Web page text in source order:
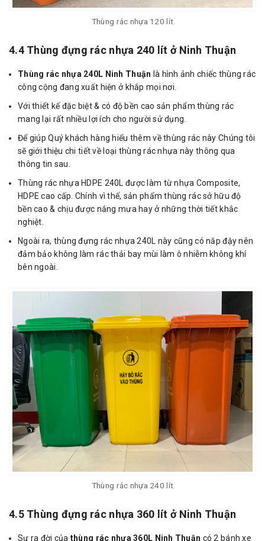
Thùng rác nhựa 120 lít
4.4 Thùng đựng rác nhựa 240 lít ở Ninh Thuận
Thùng rác nhựa 240L Ninh Thuận là hình ảnh chiếc thùng rác
công cộng đang xuất hiện ở khắp mọi nơi.
Với thiết kế đặc biệt & có độ bền cao sản phẩm thùng rác
mang lại rất nhiều lợi ích cho người sử dụng.
Để giúp Quý khách hàng hiểu thêm về thùng rác này Chúng tôi
sẽ giới thiệu chi tiết về loại thùng rác nhựa này thông qua
thông tin sau.
Thùng rác nhựa HDPE 240L được làm từ nhựa Composite,
HDPE cao cấp. Chính vì thế, sản phẩm thùng rác sở hữu độ
bền cao & chịu được nắng mưa hay ở những thời tiết khắc
nghiệt.
Ngoài ra, thùng đựng rác nhựa 240L này cũng có nắp đậy nên
đảm bảo không làm rác thải bay mùi làm ô nhiễm không khí
bên ngoài.
Thùng rác nhựa 240 lít
4.5 Thùng đựng rác nhựa 360 lít ở Ninh Thuận
Sự ra đời của thùng rác nhựa 360L Ninh Thuận có 2 bánh xe